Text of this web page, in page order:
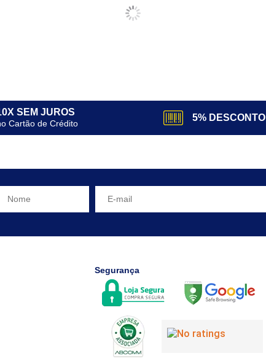
SEM JUROS
Cartão de Crédito
5% DESCONTO
Segurança